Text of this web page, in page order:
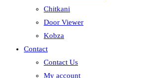
Chitkani
Door Viewer
Kobza
Contact
Contact Us
My account